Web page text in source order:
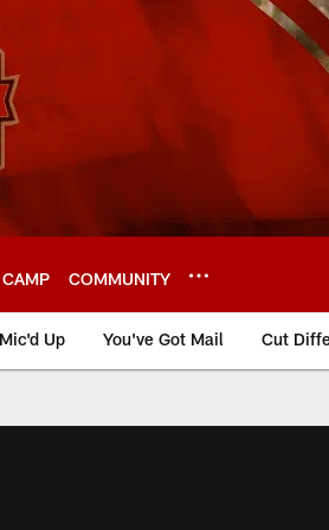
COMMUNITY
Mic'd Up You've Got Mail Cut